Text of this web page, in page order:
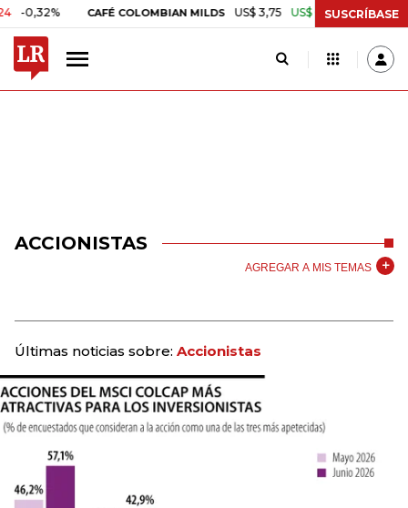
CAFÉ COLOMBIAN MILDS US$ 3,75 US$ 0,00 +0,01% ORO
SUSCRÍBASE
ACCIONISTAS
AGREGAR A MIS TEMAS
Últimas noticias sobre: Accionistas